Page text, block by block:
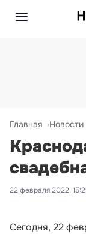
Главная Новости
22 февраля 2022,
Сегодня, 22